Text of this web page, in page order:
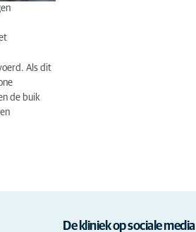
Als dit
de buik
De kliniek op sociale media